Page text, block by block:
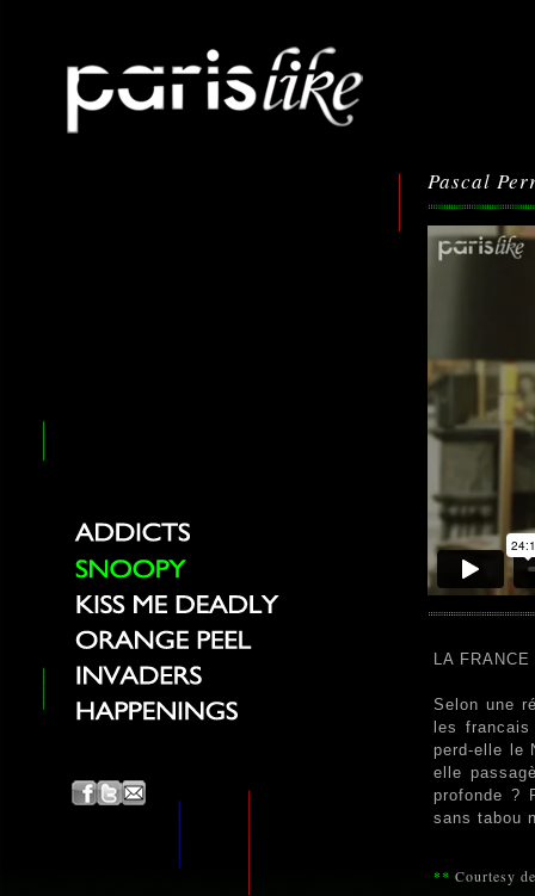
Pascal
LA
Selon une
les
perd-elle le
elle
profonde ?
sans tabou
** Courtesy